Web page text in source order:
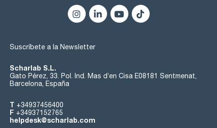
Suscríbete a la Newsletter
Scharlab S.L.
Gato Pérez, 33. Pol. Ind. Mas d’en Cisa E08181 Sentmenat,
Barcelona, España
T +34937456400
F +34937152765
helpdesk@scharlab.com